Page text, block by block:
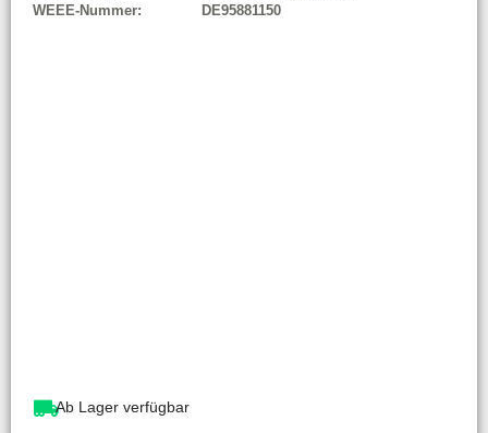
WEEE-Nummer:
DE95881150
Ab Lager verfügbar